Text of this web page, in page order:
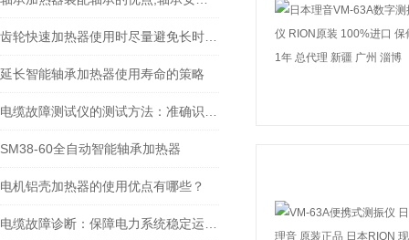
延长智能轴承加热器使用寿命的策略
SM38-60全自动智能轴承加热器
电机铝壳加热器的使用优点有哪些？